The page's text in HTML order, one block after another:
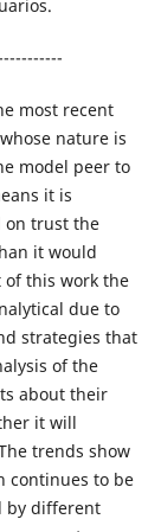
most recent
nature is
model peer to
it is
on trust the
it would
this work the
due to
strategies that
of the
about their
it will
trends show
continues to be
by different